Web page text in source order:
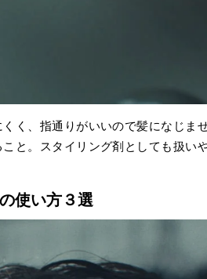
く、指通りがいいので髪になじま
と。スタイリング剤としても扱い
使い方３選